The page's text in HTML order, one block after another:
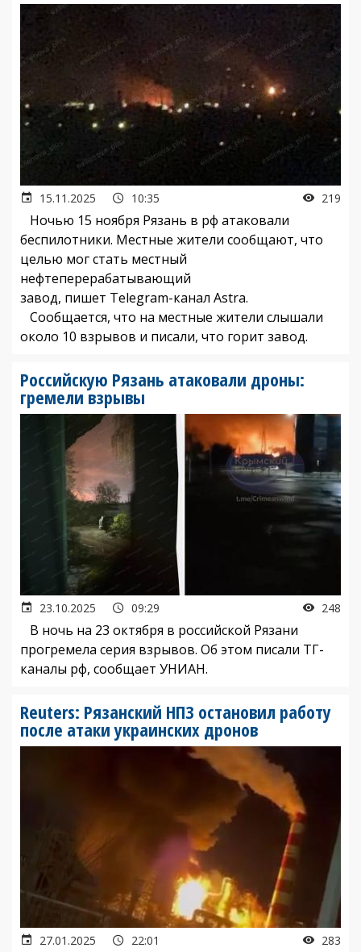
15.11.2025 10:35 219
Ночью 15 ноября Рязань в рф атаковали
беспилотники. Местные жители сообщают, что
целью мог стать местный
нефтеперерабатывающий
завод, пишет Telegram-канал Astra.
Сообщается, что на местные жители слышали
около 10 взрывов и писали, что горит завод.
Российскую Рязань атаковали дроны:
гремели взрывы
23.10.2025 09:29 248
В ночь на 23 октября в российской Рязани
прогремела серия взрывов. Об этом писали ТГ-
каналы рф, сообщает УНИАН.
Reuters: Рязанский НПЗ остановил работу
после атаки украинских дронов
27.01.2025 22:01 283